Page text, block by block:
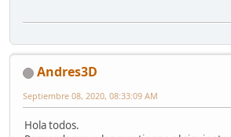
Andres3D
Septiembre 08, 2020, 08:33:09 AM
Hola todos.